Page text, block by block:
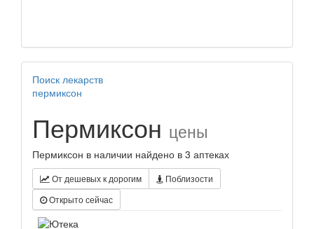
Поиск лекарств
пермиксон
Пермиксон цены
Пермиксон в наличии найдено в 3 аптеках
От дешевых к дорогим
Поблизости
Открыто сейчас